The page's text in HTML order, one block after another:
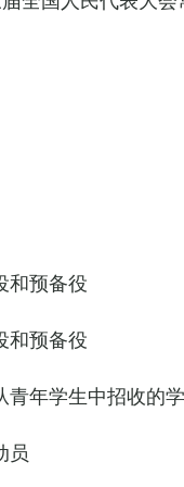
和预备役
和预备役
青年学生中招收的
员